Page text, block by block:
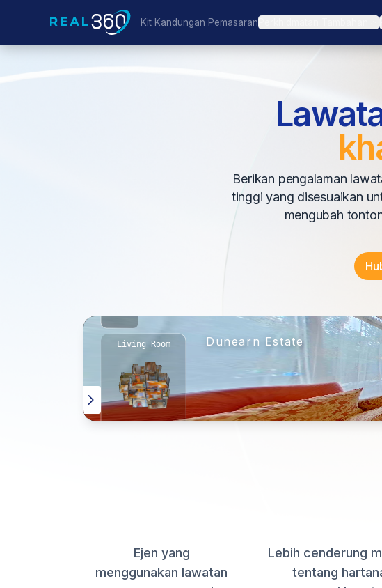
Kit Kandungan Pemasaran
Berikan pengalaman
tinggi yang disesuaikan
mengubah
Ejen yang
menggunakan lawatan
Lebih cenderung
tentang